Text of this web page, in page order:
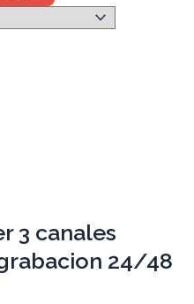
3 canales
24/48